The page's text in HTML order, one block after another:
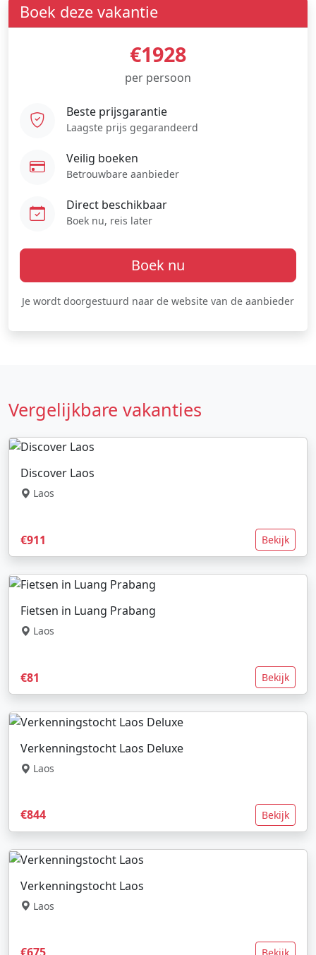
Boek deze vakantie
€1928
per persoon
Beste prijsgarantie
Laagste prijs gegarandeerd
Veilig boeken
Betrouwbare aanbieder
Direct beschikbaar
Boek nu, reis later
Boek nu
Je wordt doorgestuurd naar de website van de aanbieder
Vergelijkbare vakanties
Discover Laos
Laos
€911 Bekijk
Fietsen in Luang Prabang
Laos
€81 Bekijk
Verkenningstocht Laos Deluxe
Laos
€844 Bekijk
Verkenningstocht Laos
Laos
Bekijk